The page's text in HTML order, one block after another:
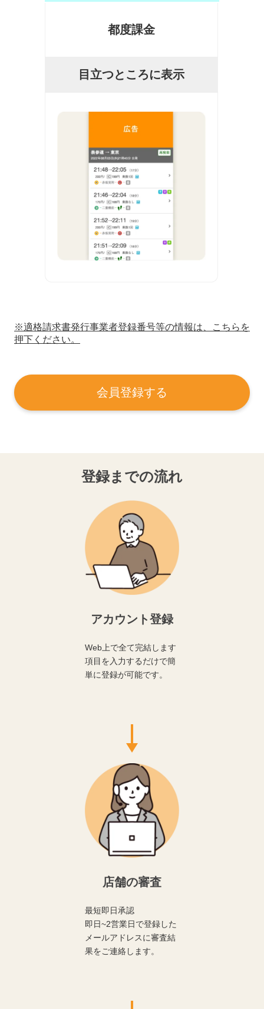
都度課金
目立つところに表示
※適格請求書発行事業者登録番号等の情報は、こちらを
押下ください。
会員登録する
登録までの流れ
アカウント登録
Web上で全て完結します
項目を入力するだけで簡
単に登録が可能です。
店舗の審査
最短即日承認
即日~2営業日で登録した
メールアドレスに審査結
果をご連絡します。